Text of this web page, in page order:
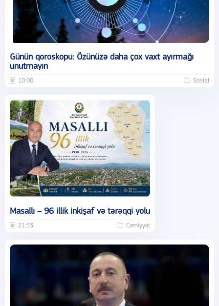
Günün qoroskopu: Özünüzə daha çox vaxt ayırmağı
unutmayın
10:00 Sosial
Masallı – 96 illik inkişaf və tərəqqi yolu
21:53 Cəmiyyət